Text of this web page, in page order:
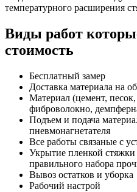
температурного расширения
Виды работ
стоимость
Бесплатный замер
Доставка материала на
Материал (цемент,
фиброволокно,
Подъем и подача
пневмонагнетателя
Все работы связаные с
Укрытие пленкой
правильного набора
Вывоз остатков и уборка
Рабочий настрой